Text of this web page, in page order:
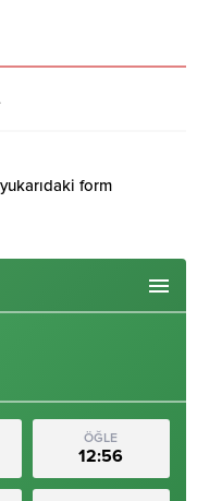
.
form
ÖĞLE
12:56